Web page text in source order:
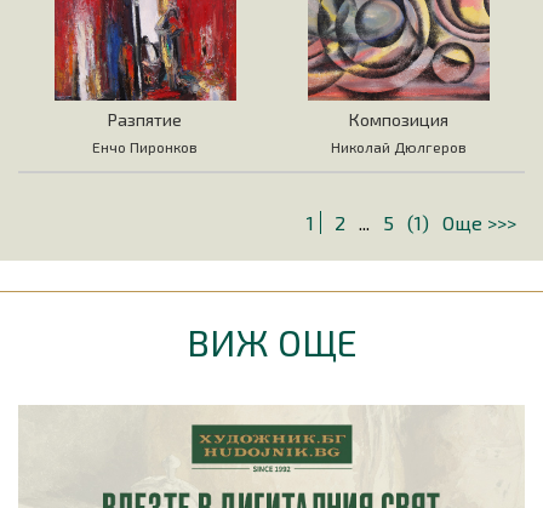
Разпятие
Енчо Пиронков
Композиция
Николай Дюлгеров
1 2 ... 5 (1) Още >>>
ВИЖ ОЩЕ